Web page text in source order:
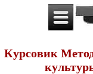
Курсовик